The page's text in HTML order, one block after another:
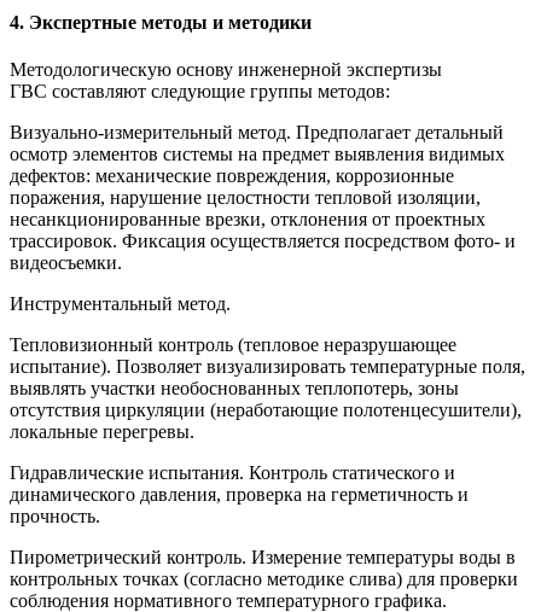
4. Экспертные методы и методики
Методологическую основу инженерной экспертизы
ГВС составляют следующие группы методов:
Визуально-измерительный метод. Предполагает детальный
осмотр элементов системы на предмет выявления видимых
дефектов: механические повреждения, коррозионные
поражения, нарушение целостности тепловой изоляции,
несанкционированные врезки, отклонения от проектных
трассировок. Фиксация осуществляется посредством фото- и
видеосъемки.
Инструментальный метод.
Тепловизионный контроль (тепловое неразрушающее
испытание). Позволяет визуализировать температурные поля,
выявлять участки необоснованных теплопотерь, зоны
отсутствия циркуляции (неработающие полотенцесушители),
локальные перегревы.
Гидравлические испытания. Контроль статического и
динамического давления, проверка на герметичность и
прочность.
Пирометрический контроль. Измерение температуры воды в
контрольных точках (согласно методике слива) для проверки
соблюдения нормативного температурного графика.